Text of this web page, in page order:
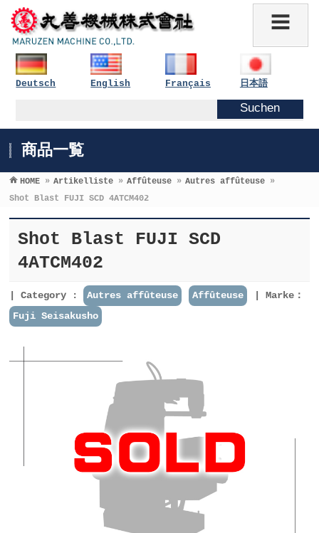
Deutsch English Français 日本語
商品一覧
HOME » Artikelliste » Affûteuse » Autres affûteuse »
Shot Blast FUJI SCD 4ATCM402
Shot Blast FUJI SCD
4ATCM402
Category : Autres affûteuse Affûteuse
Marke：
Fuji Seisakusho